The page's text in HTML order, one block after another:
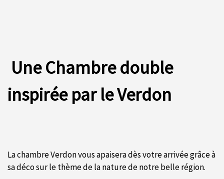
Une Chambre double
inspirée par le Verdon
La chambre Verdon vous apaisera dès votre arrivée grâce à
sa déco sur le thème de la nature de notre belle région.